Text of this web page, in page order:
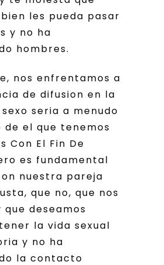
les pueda pasar
y no ha
hombres.
nos enfrentamos a
de difusion en la
seri­a a menudo
de el que tenemos
Con El Fin De
es fundamental
nuestra pareja
que no, que nos
deseamos
la vida sexual
y no ha
la contacto